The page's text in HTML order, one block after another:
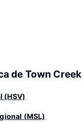
de Town Creek
(HSV)
(MSL)